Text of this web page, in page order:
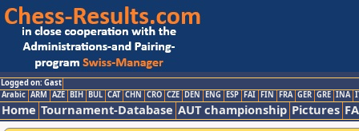
Logged on: Gast
Arabic ARM AZE BIH BUL CAT CHN CRO CZE DEN ENG ESP FAI FIN FRA GER GRE INA
Home Tournament-Database AUT championship Pictures